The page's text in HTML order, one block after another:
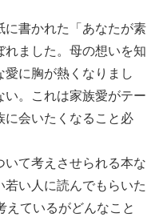
に書かれた「あなたが素
ました。母の想いを知
愛に胸が熱くなりまし
い。これは家族愛がテー
に会いたくなること必
て考えさせられる本な
い人に読んでもらいた
えているがどんなこと